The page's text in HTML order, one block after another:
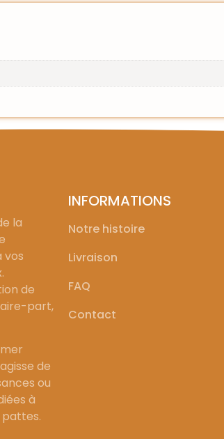
la
vos
de
part,
de
ou
à
INFORMATIONS
Notre histoire
Livraison
FAQ
Contact